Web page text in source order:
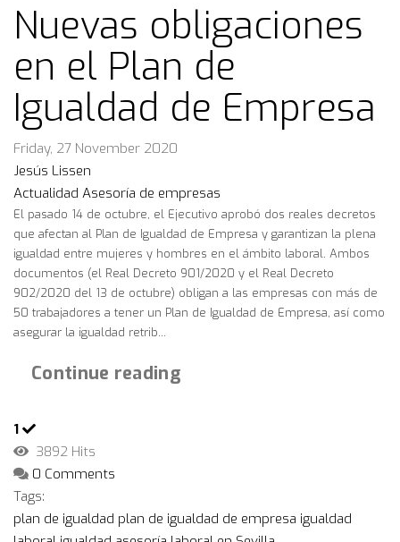
Nuevas obligaciones
en el Plan de
Igualdad de Empresa
Friday, 27 November 2020
Jesús Lissen
Actualidad Asesoría de empresas
El pasado 14 de octubre, el Ejecutivo aprobó dos reales decretos
que afectan al Plan de Igualdad de Empresa y garantizan la plena
igualdad entre mujeres y hombres en el ámbito laboral. Ambos
documentos (el Real Decreto 901/2020 y el Real Decreto
902/2020 del 13 de octubre) obligan a las empresas con más de
50 trabajadores a tener un Plan de Igualdad de Empresa, así como
asegurar la igualdad retrib...
Continue reading
1
3892 Hits
0 Comments
Tags:
plan de igualdad plan de igualdad de empresa igualdad